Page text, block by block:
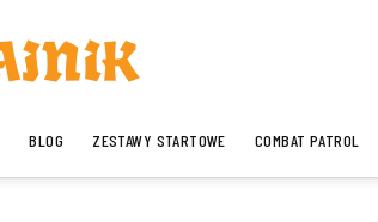
BLOG ZESTAWY STARTOWE COMBAT PATROL